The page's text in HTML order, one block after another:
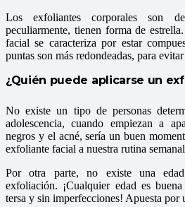
Los exfoliantes corporales son
peculiarmente, tienen forma de
facial se caracteriza por estar
puntas son más redondeadas, para
¿Quién puede aplicarse un
No existe un tipo de personas
adolescencia, cuando empiezan a
negros y el acné, sería un buen
exfoliante facial a nuestra rutina
Por otra parte, no existe una
exfoliación. ¡Cualquier edad es
tersa y sin imperfecciones! Apuesta por